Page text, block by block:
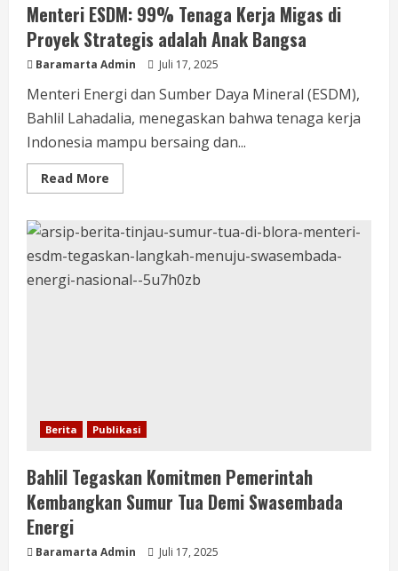
Menteri ESDM: 99% Tenaga Kerja Migas di
Proyek Strategis adalah Anak Bangsa
Baramarta Admin Juli 17, 2025
Menteri Energi dan Sumber Daya Mineral (ESDM),
Bahlil Lahadalia, menegaskan bahwa tenaga kerja
Indonesia mampu bersaing dan...
Read More
Berita Publikasi
Bahlil Tegaskan Komitmen Pemerintah
Kembangkan Sumur Tua Demi Swasembada
Energi
Baramarta Admin Juli 17, 2025